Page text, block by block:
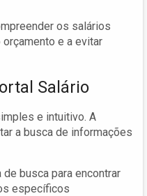
os salários
orçamento e a evitar
Salário
e intuitivo. A
a busca de informações
de busca para encontrar
específicos